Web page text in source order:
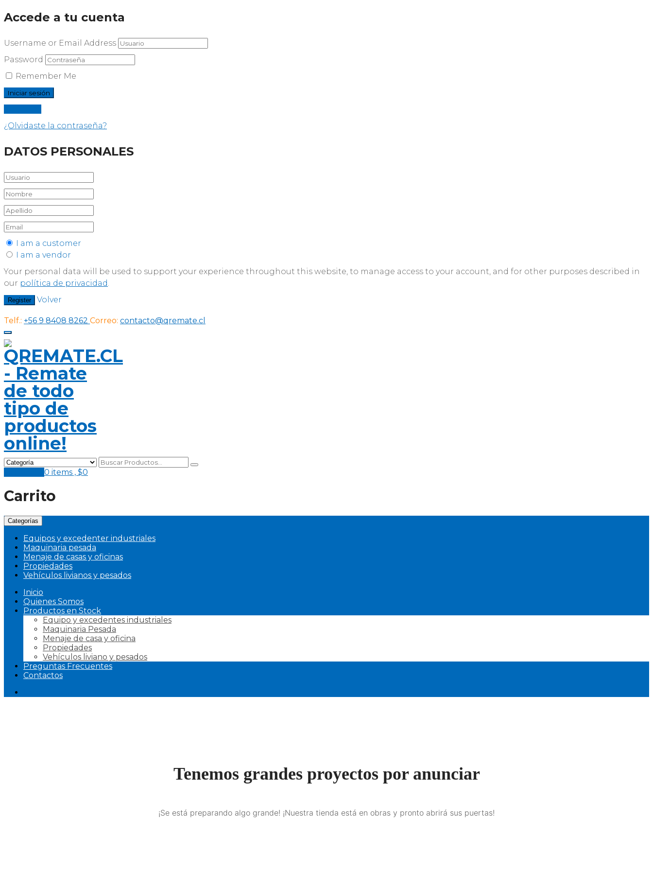
Accede a tu cuenta
Username or Email Address
Password
Remember Me
¿Olvidaste la contraseña?
DATOS PERSONALES
I am a customer
I am a vendor
Your personal data will be used to support your experience throughout this website, to manage access to your account, and for other purposes described in
our política de privacidad.
Register Volver
Telf.: +56 9 8408 8262 Correo: contacto@qremate.cl
0 items , $0
Carrito
Categorías
Equipos y excedenter industriales
Maquinaria pesada
Menaje de casas y oficinas
Propiedades
Vehículos livianos y pesados
Inicio
Quienes Somos
Productos en Stock
Equipo y excedentes industriales
Maquinaria Pesada
Menaje de casa y oficina
Propiedades
Vehículos liviano y pesados
Preguntas Frecuentes
Contactos
Tenemos grandes proyectos por anunciar
¡Se está preparando algo grande! ¡Nuestra tienda está en obras y pronto abrirá sus puertas!